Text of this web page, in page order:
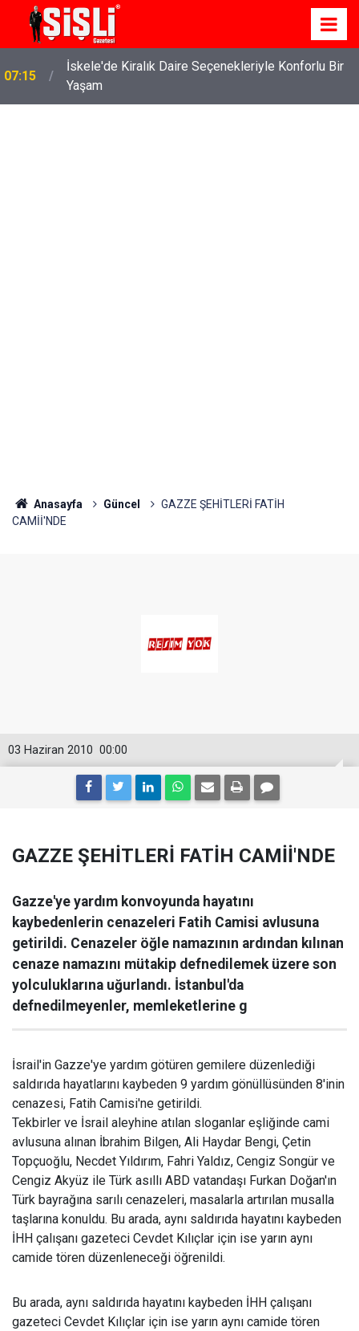
07:15
İskele'de Kiralık Daire Seçenekleriyle Konforlu Bir
Yaşam
Anasayfa Güncel
GAZZE ŞEHİTLERİ FATİH
CAMİİ'NDE
00:00
03 Haziran 2010
GAZZE ŞEHİTLERİ FATİH CAMİİ'NDE
Gazze'ye yardım konvoyunda hayatını
kaybedenlerin cenazeleri Fatih Camisi avlusuna
getirildi. Cenazeler öğle namazının ardından kılınan
cenaze namazını mütakip defnedilemek üzere son
yolculuklarına uğurlandı. İstanbul'da
defnedilmeyenler, memleketlerine g
İsrail'in Gazze'ye yardım götüren gemilere düzenlediği
saldırıda hayatlarını kaybeden 9 yardım gönüllüsünden 8'inin
cenazesi, Fatih Camisi'ne getirildi.
Tekbirler ve İsrail aleyhine atılan sloganlar eşliğinde cami
avlusuna alınan İbrahim Bilgen, Ali Haydar Bengi, Çetin
Topçuoğlu, Necdet Yıldırım, Fahri Yaldız, Cengiz Songür ve
Cengiz Akyüz ile Türk asıllı ABD vatandaşı Furkan Doğan'ın
Türk bayrağına sarılı cenazeleri, masalarla artırılan musalla
taşlarına konuldu. Bu arada, aynı saldırıda hayatını kaybeden
İHH çalışanı gazeteci Cevdet Kılıçlar için ise yarın aynı
camide tören düzenleneceği öğrenildi.
Bu arada, aynı saldırıda hayatını kaybeden İHH çalışanı
gazeteci Cevdet Kılıçlar için ise yarın aynı camide tören